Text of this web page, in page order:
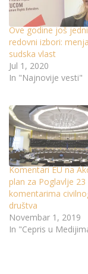
Ove godine još jedni
redovni izbori:
sudska vlast
Jul 1, 2020
In "Najnovije vesti"
Komentari EU na
plan za Poglavlje 23
komentarima
društva
Novembar 1, 2019
In "Cepris u